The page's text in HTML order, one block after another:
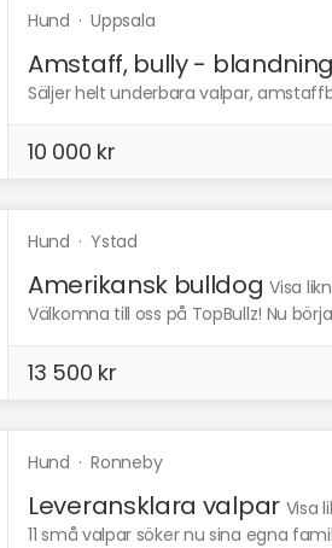
Hund ·Uppsala
Amstaff, bully -
Säljer helt underbara valpar,
10 000 kr
Hund ·Ystad
Amerikansk bulldog Visa
Välkomna till oss på TopBullz! Nu
13 500 kr
Hund ·Ronneby
Leveransklara valpar Visa
11 små valpar söker nu sina egna